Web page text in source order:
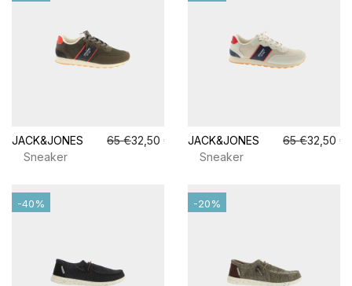
JACK&JONES 65 €32,50 €
Sneaker
JACK&JONES 65 €32,50 €
Sneaker
-40% -20%